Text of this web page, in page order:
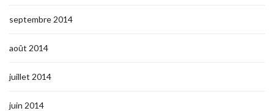
septembre 2014
août 2014
juillet 2014
juin 2014